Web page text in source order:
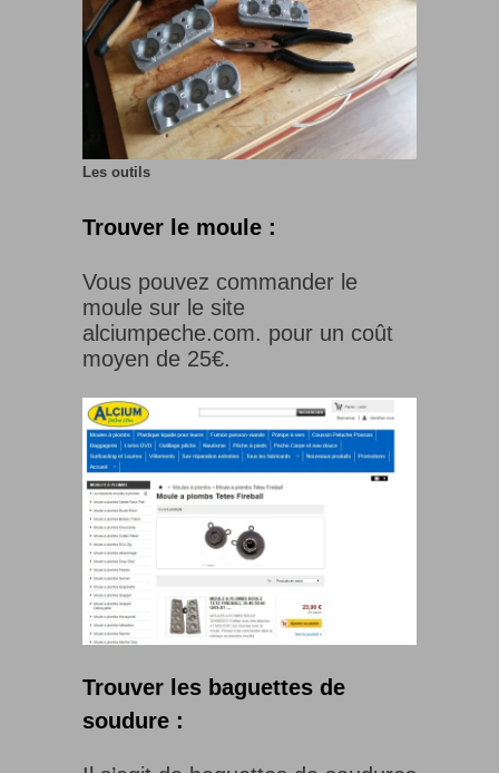
Les outils
Trouver le moule :
Vous pouvez commander le
moule sur le site
alciumpeche.com. pour un coût
moyen de 25€.
Trouver les baguettes de
soudure :